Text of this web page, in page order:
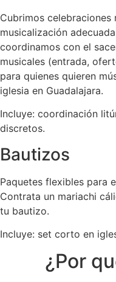
Cubrimos
musicalización
coordinamos con el
musicales (entrada,
para quienes quieren
iglesia en Guadalajara.
Incluye: coordinación
discretos.
Bautizos
Paquetes flexibles para
Contrata un mariachi
tu bautizo.
Incluye: set corto en
¿Por